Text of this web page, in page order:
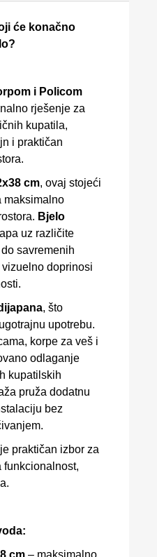
će konačno
i Policom
rješenje za
kupatila,
i praktičan
cm, ovaj stojeći
maksimalno
Bjelo
uz različite
savremenih
vizuelno doprinosi
, što
upotrebu.
korpe za veš i
odlaganje
kupatilskih
pruža dodatnu
bez
je praktičan izbor za
funkcionalnost,
cm – maksimalno